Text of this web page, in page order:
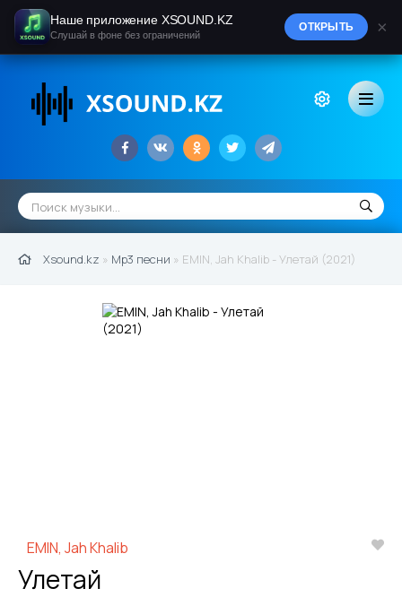
Xsound.kz » Mp3 песни » EMIN, Jah Khalib - Улетай (2021)
EMIN, Jah Khalib
Улетай
Наше приложение XSOUND.KZ
Слушай в фоне без ограничений
ОТКРЫТЬ ×